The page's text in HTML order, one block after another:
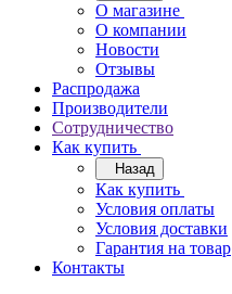
О магазине
О компании
Новости
Отзывы
Распродажа
Производители
Сотрудничество
Как купить
Назад
Как купить
Условия оплаты
Условия доставки
Гарантия на товар
Контакты